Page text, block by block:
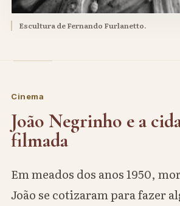
Escultura de Fernando Furlanetto.
Cinema
João Negrinho e a
filmada
Em meados dos anos 1950,
João se cotizaram para fazer